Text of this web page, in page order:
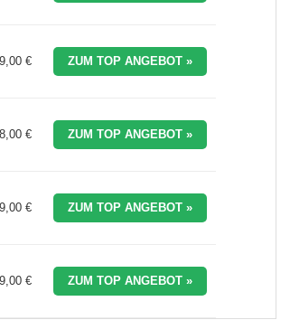
€ ZUM TOP ANGEBOT »
€ ZUM TOP ANGEBOT »
€ ZUM TOP ANGEBOT »
€ ZUM TOP ANGEBOT »